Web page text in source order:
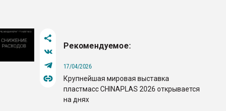
Рекомендуемое:
17/04/2026
Крупнейшая мировая выставка
пластмасс CHINAPLAS 2026 открывается
на днях